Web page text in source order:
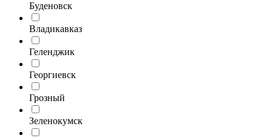
Буденовск
Владикавказ
Геленджик
Георгиевск
Грозный
Зеленокумск